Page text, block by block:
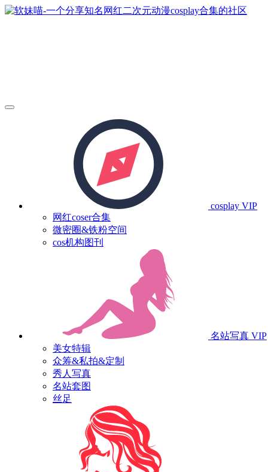
cosplay VIP
网红coser合集
微密圈&铁粉空间
cos机构图刊
名站写真 VIP
美女特辑
众筹&私拍&定制
秀人写真
名站套图
丝足